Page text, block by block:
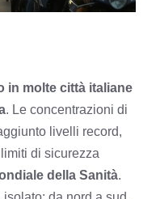
in molte città italiane
. Le concentrazioni di
livelli record,
di sicurezza
della Sanità.